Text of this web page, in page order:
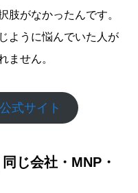
肢がなかったんです。
ように悩んでいた人が
ません。
式サイト
じ会社・MNP・